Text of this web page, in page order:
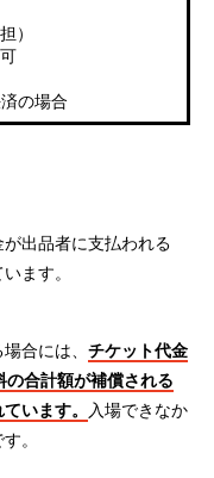
）
の場合
出品者に支払われる
ます。
合には、 チケット代金
合計額が補償される
います。
入場できなか
。